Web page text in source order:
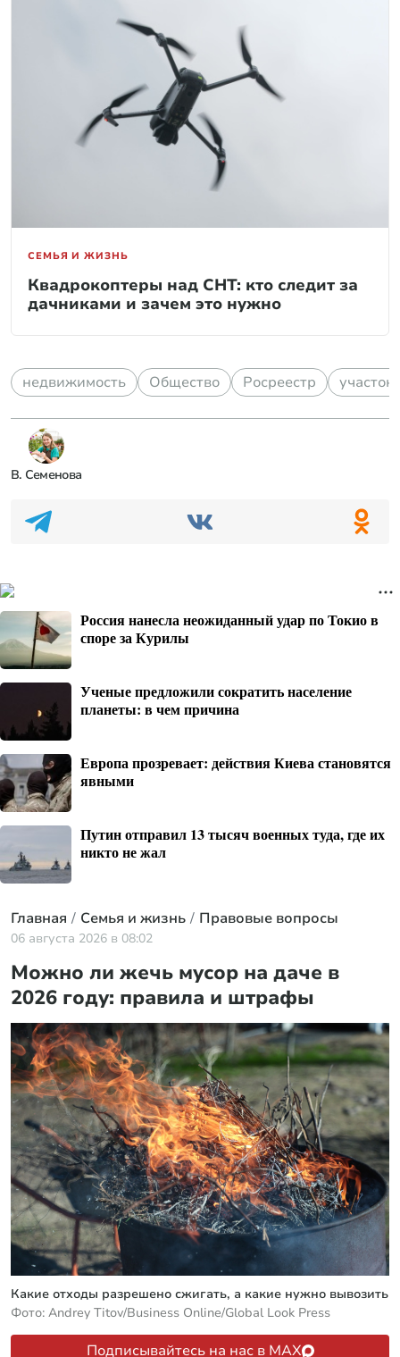
СЕМЬЯ И ЖИЗНЬ
Квадрокоптеры над СНТ: кто следит за
дачниками и зачем это нужно
недвижимость Общество Росреестр участок
В. Семенова
Россия нанесла неожиданный удар по Токио в
споре за Курилы
Ученые предложили сократить население
планеты: в чем причина
Европа прозревает: действия Киева становятся
явными
Путин отправил 13 тысяч военных туда, где их
никто не жал
Главная Семья и жизнь Правовые вопросы
06 августа 2026 в 08:02
Можно ли жечь мусор на даче в
2026 году: правила и штрафы
Какие отходы разрешено сжигать, а какие нужно вывозить
Фото: Andrey Titov/Business Online/Global Look Press
Подписывайтесь на нас в MAX